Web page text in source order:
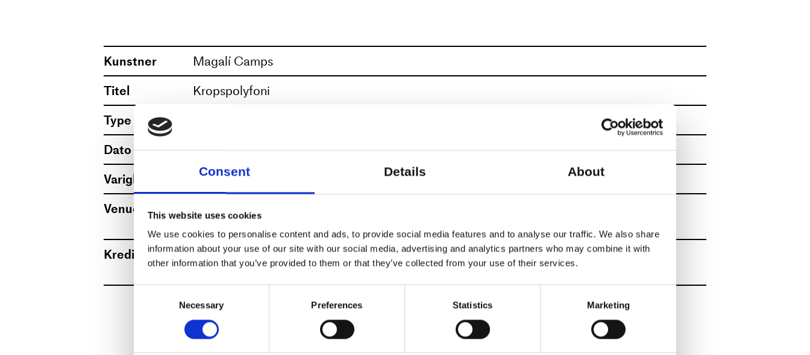
Consent Details About
This website uses cookies
We use cookies to personalise content and ads, to provide social media features and to analyse our traffic. We also share
information about your use of our site with our social media, advertising and analytics partners who may combine it with
other information that you’ve provided to them or that they’ve collected from your use of their services.
Necessary Preferences Statistics Marketing
forvente en blanding af åbne udforskninger og præcist definerede
opgaver.
Arbejdet bliver socialt, musikalsk og fysisk, så forvent at bevæge dig og
svede!
Klasserne afholdes på Dansehallerne, Franciska Clausens Plads 27 DK-1799 København V i Studie 3.
Hvordan finder man vej?
Studie 3 ligger i stueetagen med trinløs adgang til højre fra hovedindgangen.
I Dansehallerne er der niveaufri adgang til alle etager ved benyttelse af husets elevator. Kønsneutralt toilet
og omklædningsrum findes i stueetagen.
Vi beder dig venligst møde op 15 minutter før timen, så der er tid til at tjekke ind med din QR-kode i
Kunstner
Magalí Camps
Titel
Kropspolyfoni
Type
Dato
8.–12.12.2025, 10:00
Varighed
1 time og 30 minutter
Venue
Dansehallerne, Franciska Clausens Plads 27, 1799 København V
Se kort
Krediteringer
Photos: Yolanta C. Siu
Mere